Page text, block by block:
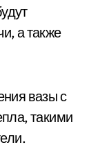
а также
вазы с
такими